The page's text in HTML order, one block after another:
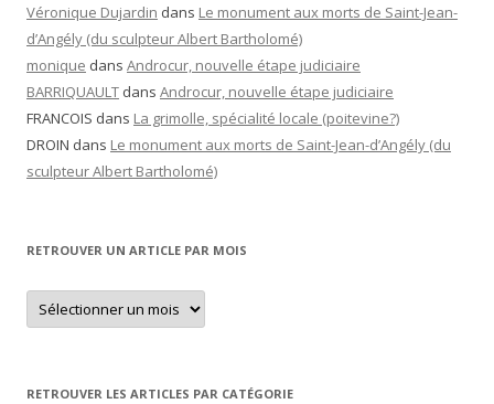
Véronique Dujardin dans Le monument aux morts de Saint-Jean-
d’Angély (du sculpteur Albert Bartholomé)
monique dans Androcur, nouvelle étape judiciaire
BARRIQUAULT dans Androcur, nouvelle étape judiciaire
FRANCOIS dans La grimolle, spécialité locale (poitevine?)
DROIN dans Le monument aux morts de Saint-Jean-d’Angély (du
sculpteur Albert Bartholomé)
RETROUVER UN ARTICLE PAR MOIS
Retrouver
un
article
RETROUVER LES ARTICLES PAR CATÉGORIE